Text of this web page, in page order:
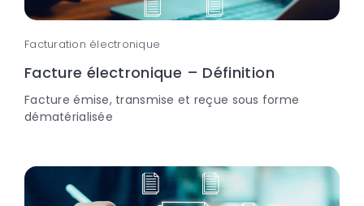
Facturation électronique
Facture électronique – Définition
Facture émise, transmise et reçue sous forme
dématérialisée